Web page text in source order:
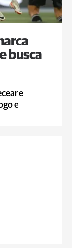
busca
e
e